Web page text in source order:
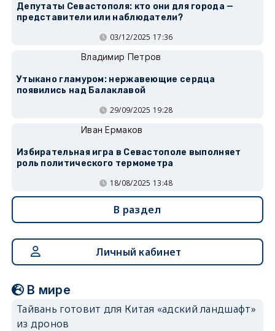
Депутаты Севастополя: кто они для города —
представители или наблюдатели?
03/12/2025 17:36
Владимир Петров
Утыкано гламуром: нержавеющие сердца
появились над Балаклавой
29/09/2025 19:28
Иван Ермаков
Избирательная игра в Севастополе выполняет
роль политического термометра
18/08/2025 13:48
В раздел
Личный кабинет
В мире
Тайвань готовит для Китая «адский ландшафт»
из дронов